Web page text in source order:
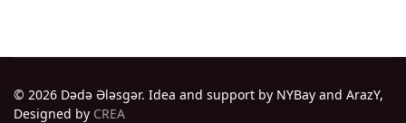
© 2026 Dədə Ələsgər. Idea and support by NYBay and ArazY,
Designed by CREA